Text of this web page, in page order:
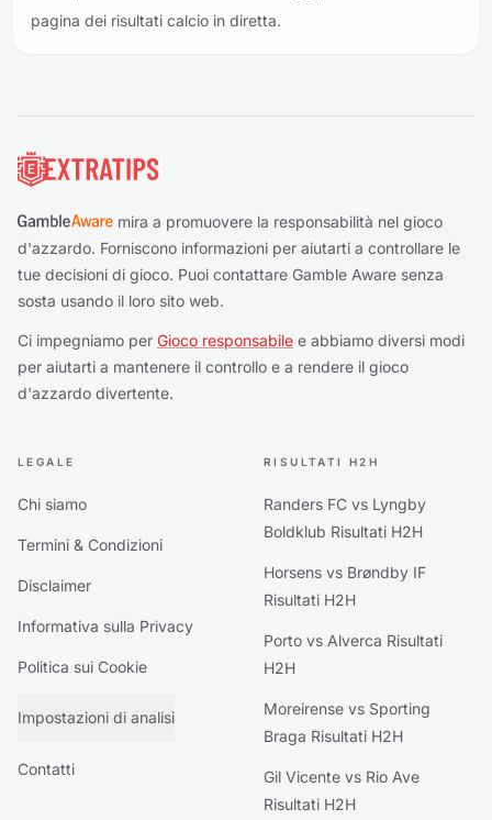
pagina dei risultati calcio in diretta.
mira a promuovere la responsabilità nel gioco
d'azzardo. Forniscono informazioni per aiutarti a controllare le
tue decisioni di gioco. Puoi contattare Gamble Aware senza
sosta usando il loro sito web.
Ci impegniamo per Gioco responsabile e abbiamo diversi modi
per aiutarti a mantenere il controllo e a rendere il gioco
d'azzardo divertente.
LEGALE
Chi siamo
Termini & Condizioni
Disclaimer
Informativa sulla Privacy
Politica sui Cookie
Impostazioni di analisi
Contatti
RISULTATI H2H
Randers FC vs Lyngby
Boldklub Risultati H2H
Horsens vs Brøndby IF
Risultati H2H
Porto vs Alverca Risultati
H2H
Moreirense vs Sporting
Braga Risultati H2H
Gil Vicente vs Rio Ave
Risultati H2H